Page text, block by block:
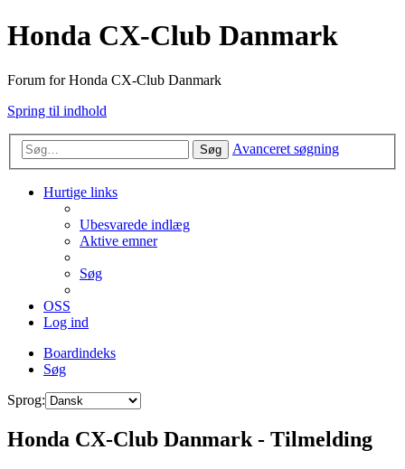
Honda CX-Club Danmark
Forum for Honda CX-Club Danmark
Spring til indhold
Søg Avanceret søgning
Hurtige links
Ubesvarede indlæg
Aktive emner
Søg
OSS
Log ind
Boardindeks
Søg
Sprog:
Honda CX-Club Danmark - Tilmelding